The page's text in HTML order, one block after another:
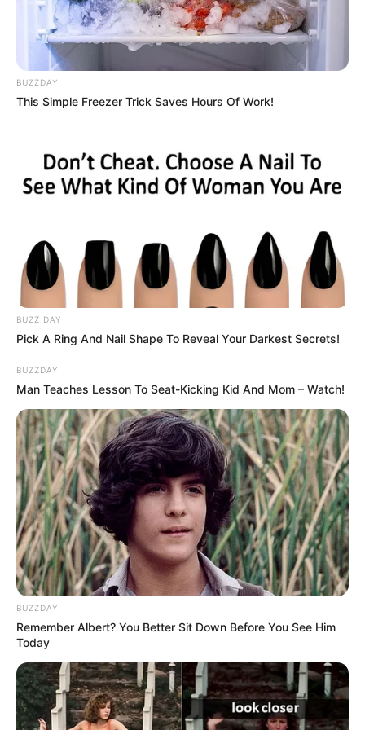
ചേര്‍ന്ന് പ്രധാനമന്ത്രിയെ സ്വീകരിച്ചു. ഈ വര്‍ഷം
ആദ്യം ‘പ്രത്യേക ആഗോള തന്ത്രപരമായ പങ്കാളിത്തം’
എന്ന നിലയിലേക്ക് ഉയര്‍ത്തിയ ഇന്ത്യ-ഫ്രാന്‍സ്
ബന്ധത്തിന്റെ എല്ലാ വശങ്ങളും ഇരു നേതാക്കളും
അവലോകനം ചെയ്യും.
ഉദ്ഘാടന ചടങ്ങിന് മുന്നോടിയായി മുന്‍നിര
നിക്ഷേപകരുമായും വെഞ്ച്വര്‍
ക്യാപിറ്റലിസ്റ്റുകളുമായും പ്രധാനമന്ത്രി കൂടിക്കാഴ്ച
നടത്തി. ഇന്ത്യയിലെ ഉന്നത വിദ്യാഭ്യാസ
സ്ഥാപനങ്ങളില്‍ നിന്നും സാങ്കേതിക
സ്ഥാപനങ്ങളില്‍ നിന്നുമുള്ള മികച്ച സ്റ്റാര്‍ട്ടപ്പുകളെ
ആഗോള നിക്ഷേപകരുമായി ബന്ധിപ്പിക്കുകയാണ്
ഈ പരിപാടിയുടെ ലക്ഷ്യം. ഇരുപത്തിയൊന്നാം
നൂറ്റാണ്ടില്‍ ഇന്ത്യ വലിയൊരു പരിവര്‍ത്തനത്തിന്
BUZZDAY
This Simple Freezer Trick Saves Hours Of Work!
BUZZ DAY
Pick A Ring And Nail Shape To Reveal Your Darkest Secrets!
BUZZDAY
Man Teaches Lesson To Seat-Kicking Kid And Mom – Watch!
BUZZDAY
Remember Albert? You Better Sit Down Before You See Him
Today